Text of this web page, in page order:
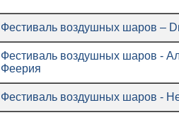
Фестиваль воздушных шаров –
Фестиваль воздушных шаров -
Феерия
Фестиваль воздушных шаров -